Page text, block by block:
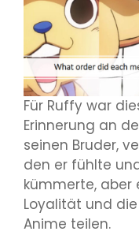
Für Ruffy war
Erinnerung an
seinen Bruder,
den er fühlte
kümmerte, aber
Loyalität und
Anime teilen.